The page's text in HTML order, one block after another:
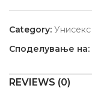
Category: Унисекс
Споделување на:
REVIEWS (0)